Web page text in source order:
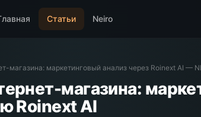
Статьи Neiro
магазина: маркетинговый анализ через Roinext AI —
магазина:
Roinext AI